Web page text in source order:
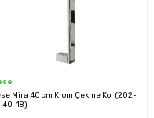
Mira 40 cm Krom Çekme Kol (202-
40-18)